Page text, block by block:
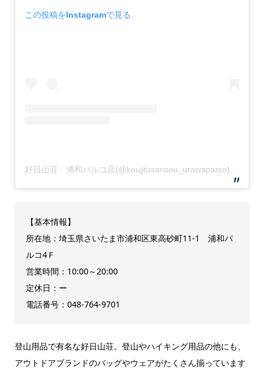
この投稿をInstagramで見る
【基本情報】
所在地：埼玉県さいたま市浦和区東高砂町11-1 浦和パ
ルコ4Ｆ
営業時間：10:00～20:00
定休日：ー
電話番号：048-764-9701
登山用品で有名な好日山荘。登山やハイキング用品の他にも、
アウトドアブランドのバッグやウェアがたくさん揃っています